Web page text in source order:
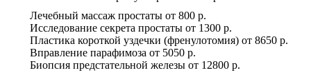
Лечебный массаж простаты от 800 р.
Исследование секрета простаты от 1300 р.
Пластика короткой уздечки (френулотомия) от 8650 р.
Вправление парафимоза от 5050 р.
Биопсия предстательной железы от 12800 р.